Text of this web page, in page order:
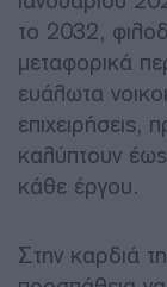
το 2032,
μεταφορικά
ευάλωτα
επιχειρήσεις,
καλύπτουν
κάθε έργου.
Στην καρδιά